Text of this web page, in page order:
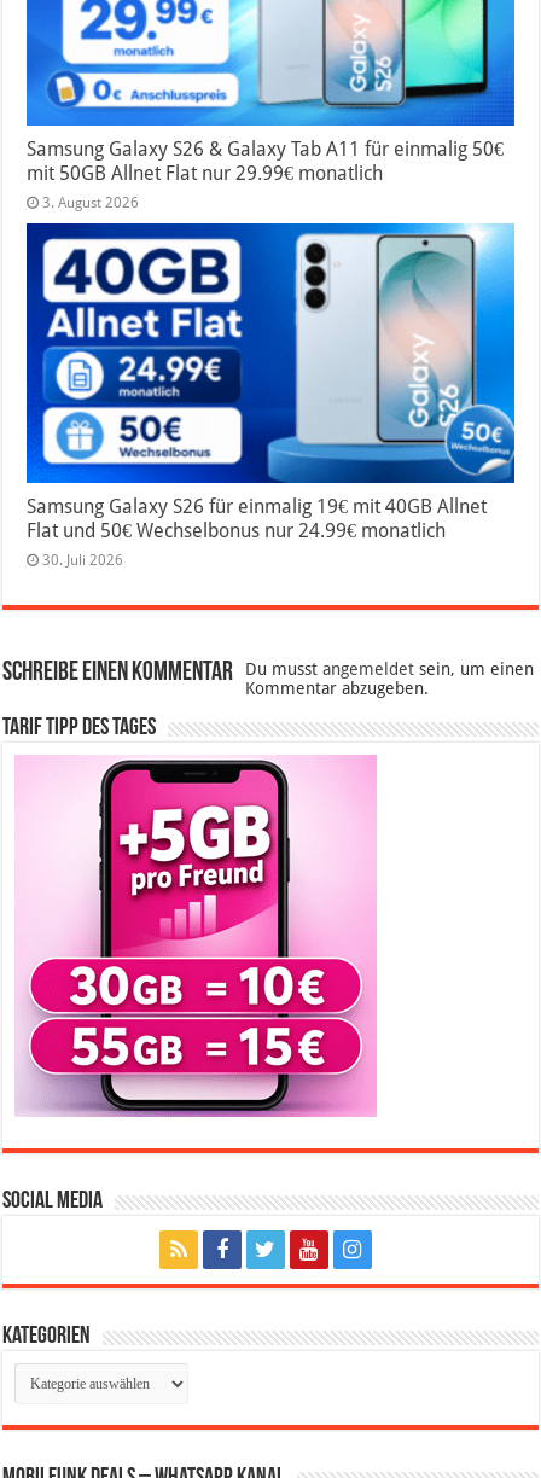
Samsung Galaxy S26 & Galaxy Tab A11 für einmalig 50€
mit 50GB Allnet Flat nur 29.99€ monatlich
3. August 2026
Samsung Galaxy S26 für einmalig 19€ mit 40GB Allnet
Flat und 50€ Wechselbonus nur 24.99€ monatlich
30. Juli 2026
Schreibe einen Kommentar Du musstangemeldet sein, um einen
Kommentar abzugeben.
Tarif Tipp des Tages
Social Media
Kategorien
Kategorien